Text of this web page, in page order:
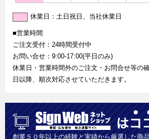
休業日：土日祝日、当社休業日
■営業時間
ご注文受付：24時間受付中
お問い合せ：9:00-17:00(平日のみ)
休業日・営業時間外のご注文・お問合せ等の
日以降、順次対応させていただきます。
創業５０年以上の経験と実績から厳選した商